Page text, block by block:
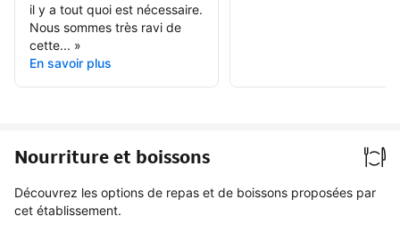
il y a tout quoi est nécessaire.
Nous sommes très ravi de
cette... »
En savoir plus
Nourriture et boissons
Découvrez les options de repas et de boissons proposées par
cet établissement.